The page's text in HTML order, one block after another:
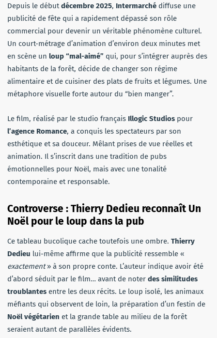
Depuis le débutdécembre 2025, Intermarché diffuse une
publicité de fête qui a rapidement dépassé son rôle
commercial pour devenir un véritable phénomène culturel.
Un court-métrage d’animation d’environ deux minutes met
en scène un loup “mal-aimé” qui, pour s’intégrer auprès des
habitants de la forêt, décide de changer son régime
alimentaire et de cuisiner des plats de fruits et légumes. Une
métaphore visuelle forte autour du “bien manger”.
Le film, réalisé par le studio français Illogic Studios pour
l’agence Romance, a conquis les spectateurs par son
esthétique et sa douceur. Mêlant prises de vue réelles et
animation. Il s’inscrit dans une tradition de pubs
émotionnelles pour Noël, mais avec une tonalité
contemporaine et responsable.
Controverse : Thierry Dedieu reconnaît Un
Noël pour le loup dans la pub
Ce tableau bucolique cache toutefois une ombre. Thierry
Dedieu lui-même affirme que la publicité ressemble «
exactement» à son propre conte. L’auteur indique avoir été
d’abord séduit par le film… avant de noter des similitudes
troublantes entre les deux récits. Le loup isolé, les animaux
méfiants qui observent de loin, la préparation d’un festin de
Noël végétarien et la grande table au milieu de la forêt
seraient autant de parallèles évidents.